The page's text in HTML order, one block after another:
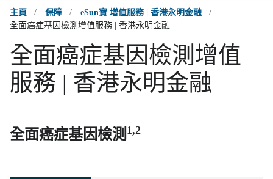
主頁 / 保障 / eSun寶 增值服務 | 香港永明金融
/
全面癌症基因檢測增值服務 | 香港永明金融
全面癌症基因檢測增值
服務 | 香港永明金融
全面癌症基因檢測 1,2